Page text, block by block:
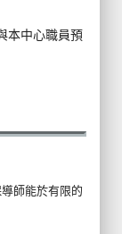
本中心職員預
師能於有限的